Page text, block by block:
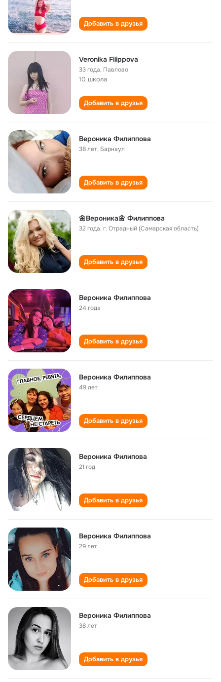
Добавить в друзья
Veronika Filippova
33 года, Павлово
10 школа
Добавить в друзья
Вероника Филиппова
38 лет, Барнаул
Добавить в друзья
🌼Вероника🌼 Филиппова
32 года,г. Отрадный (Самарская область)
Добавить в друзья
Вероника Филиппова
24 года
Добавить в друзья
Вероника Филиппова
49 лет
Добавить в друзья
Вероника Филипова
21 год
Добавить в друзья
Вероника Филиппова
29 лет
Добавить в друзья
Вероника Филиппова
38 лет
Добавить в друзья